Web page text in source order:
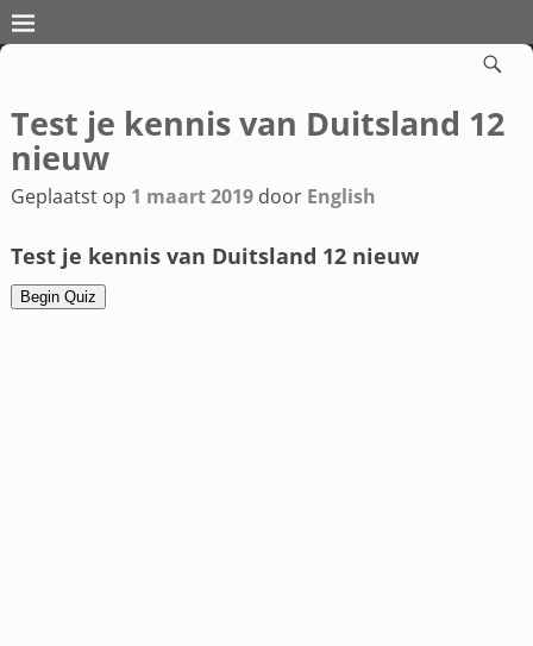
Bericht navigatie
Test je kennis van Duitsland 12
nieuw
Geplaatst op 1 maart 2019 door English
Test je kennis van Duitsland 12 nieuw